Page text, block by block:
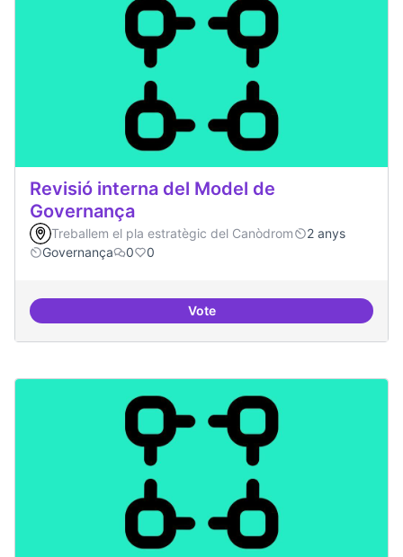
Revisió interna del Model de
Governança
Treballem el pla estratègic del Canòdrom
2 anys
Governança
0 0
VoteRevisió interna del Model de